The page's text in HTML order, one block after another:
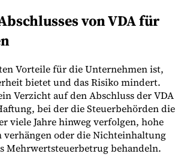
von VDA für
Vorteile für die Unternehmen ist,
bietet und das Risiko mindert.
Verzicht auf den Abschluss der VDA
bei der die Steuerbehörden die
viele Jahre hinweg verfolgen, hohe
verhängen oder die Nichteinhaltung
Mehrwertsteuerbetrug behandeln.